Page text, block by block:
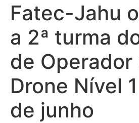
Fatec-Jahu
a 2ª turma
de Operador
Drone Nível
de junho